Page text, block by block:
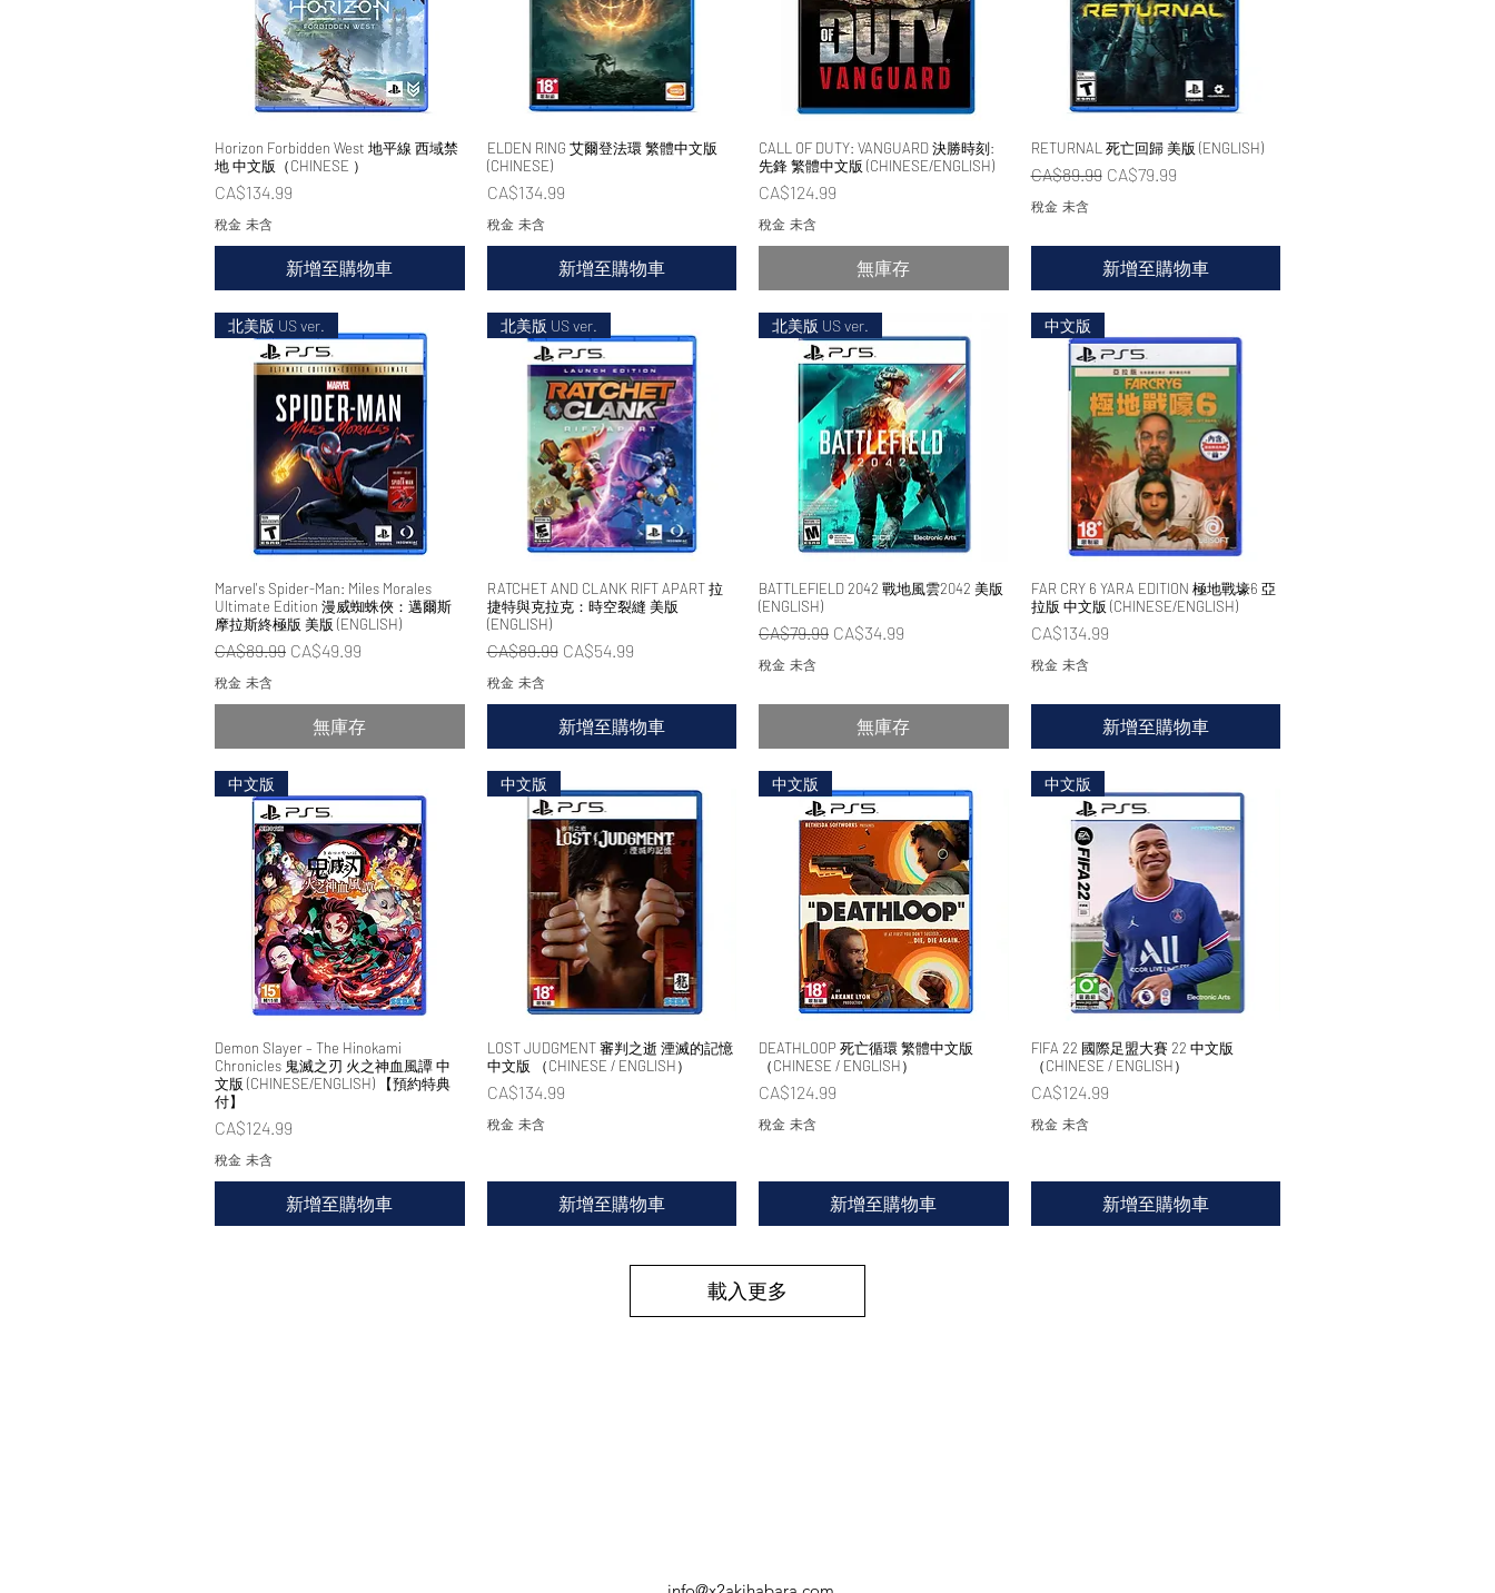
快速瀏覽
Horizon Forbidden West 地平線 西域禁
地 中文版（CHINESE ）
價格
CA$134.99
稅金 未含
新增至購物車
快速瀏覽
ELDEN RING 艾爾登法環 繁體中文版
(CHINESE)
價格
CA$134.99
稅金 未含
新增至購物車
快速瀏覽
CALL OF DUTY: VANGUARD 決勝時刻:
先鋒 繁體中文版 (CHINESE/ENGLISH)
價格
CA$124.99
稅金 未含
無庫存
快速瀏覽
RETURNAL 死亡回歸 美版 (ENGLISH)
一般價格
CA$89.99 促銷價格
CA$79.99
稅金 未含
新增至購物車
快速瀏覽
北美版 US ver.
Marvel's Spider-Man: Miles Morales
Ultimate Edition 漫威蜘蛛俠：邁爾斯
摩拉斯終極版 美版 (ENGLISH)
一般價格
CA$89.99 促銷價格
CA$49.99
稅金 未含
無庫存
快速瀏覽
北美版 US ver.
RATCHET AND CLANK RIFT APART 拉
捷特與克拉克：時空裂縫 美版
(ENGLISH)
一般價格
CA$89.99 促銷價格
CA$54.99
稅金 未含
新增至購物車
快速瀏覽
北美版 US ver.
BATTLEFIELD 2042 戰地風雲2042 美版
(ENGLISH)
一般價格
CA$79.99 促銷價格
CA$34.99
稅金 未含
無庫存
快速瀏覽
中文版
FAR CRY 6 YARA EDITION 極地戰壕6 亞
拉版 中文版 (CHINESE/ENGLISH)
價格
CA$134.99
稅金 未含
新增至購物車
快速瀏覽
中文版
Demon Slayer – The Hinokami
Chronicles 鬼滅之刃 火之神血風譚 中
文版 (CHINESE/ENGLISH) 【預約特典
付】
價格
CA$124.99
稅金 未含
新增至購物車
快速瀏覽
中文版
LOST JUDGMENT 審判之逝 湮滅的記憶
中文版 （CHINESE / ENGLISH）
價格
CA$134.99
稅金 未含
新增至購物車
快速瀏覽
中文版
DEATHLOOP 死亡循環 繁體中文版
（CHINESE / ENGLISH）
價格
CA$124.99
稅金 未含
新增至購物車
快速瀏覽
中文版
FIFA 22 國際足盟大賽 22 中文版
（CHINESE / ENGLISH）
價格
CA$124.99
稅金 未含
新增至購物車
載入更多